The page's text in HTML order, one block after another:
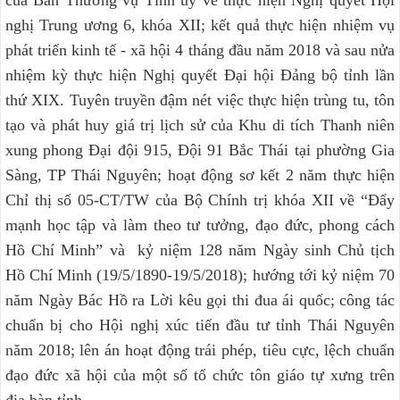
nghị Trung ương 6, khóa XII; kết quả thực hiện nhiệm vụ
phát triển kinh tế - xã hội 4 tháng đầu năm 2018 và sau nửa
nhiệm kỳ thực hiện Nghị quyết Đại hội Đảng bộ tỉnh lần
thứ XIX. Tuyên truyền đậm nét việc thực hiện trùng tu, tôn
tạo và phát huy giá trị lịch sử của Khu di tích Thanh niên
xung phong Đại đội 915, Đội 91 Bắc Thái tại phường Gia
Sàng, TP Thái Nguyên; hoạt động sơ kết 2 năm thực hiện
Chỉ thị số 05-CT/TW của Bộ Chính trị khóa XII về “Đẩy
mạnh học tập và làm theo tư tưởng, đạo đức, phong cách
Hồ Chí Minh” và kỷ niệm 128 năm Ngày sinh Chủ tịch
Hồ Chí Minh (19/5/1890-19/5/2018); hướng tới kỷ niệm 70
năm Ngày Bác Hồ ra Lời kêu gọi thi đua ái quốc; công tác
chuẩn bị cho Hội nghị xúc tiến đầu tư tỉnh Thái Nguyên
năm 2018; lên án hoạt động trái phép, tiêu cực, lệch chuẩn
đạo đức xã hội của một số tổ chức tôn giáo tự xưng trên